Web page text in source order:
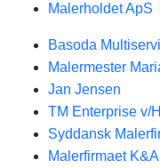
Malerholdet ApS
Basoda
Malermester
Jan Jensen
TM Enterprise v/
Syddansk
Malerfirmaet